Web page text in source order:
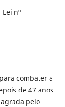
nº
combater a
de 47 anos
pelo